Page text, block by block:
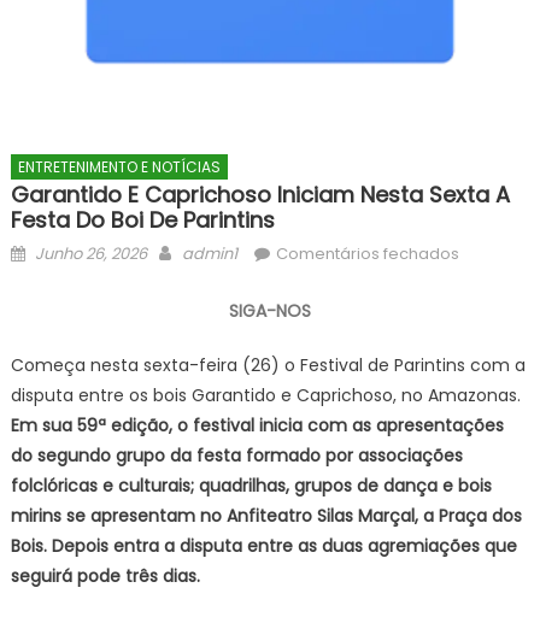
ENTRETENIMENTO E NOTÍCIAS
Garantido E Caprichoso Iniciam Nesta Sexta A
Festa Do Boi De Parintins
Posted
Junho 26, 2026 Author
admin1 Comentários fechadosem
iniciam
nesta
sexta
a
festa
boi
de
SIGA-NOS
Começa nesta sexta-feira (26) o Festival de Parintins com a
disputa entre os bois Garantido e Caprichoso, no Amazonas.
Em sua 59ª edição, o festival inicia com as apresentações
do segundo grupo da festa formado por associações
folclóricas e culturais; quadrilhas, grupos de dança e bois
mirins se apresentam no Anfiteatro Silas Marçal, a Praça dos
Bois. Depois entra a disputa entre as duas agremiações que
seguirá pode três dias.